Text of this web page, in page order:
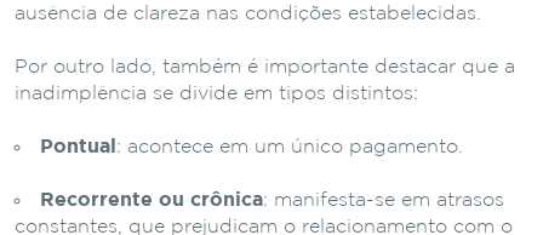
ausência de clareza nas condições estabelecidas.
Por outro lado, também é importante destacar que a
inadimplência se divide em tipos distintos:
Pontual : acontece em um único pagamento.
Recorrente ou crônica: manifesta-se em atrasos
constantes, que prejudicam o relacionamento com o